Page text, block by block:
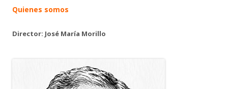
Quienes somos
Director: José María Morillo